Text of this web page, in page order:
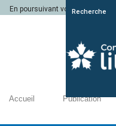
En poursuivant votreRecherche
Accueil Publication